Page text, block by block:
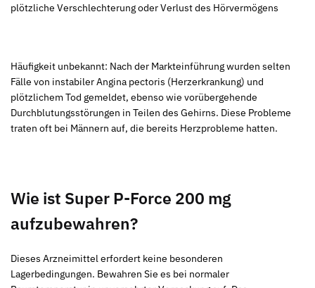
plötzliche Verschlechterung oder Verlust des Hörvermögens
Häufigkeit unbekannt: Nach der Markteinführung wurden selten
Fälle von instabiler Angina pectoris (Herzerkrankung) und
plötzlichem Tod gemeldet, ebenso wie vorübergehende
Durchblutungsstörungen in Teilen des Gehirns. Diese Probleme
traten oft bei Männern auf, die bereits Herzprobleme hatten.
Wie ist Super P-Force 200 mg
aufzubewahren?
Dieses Arzneimittel erfordert keine besonderen
Lagerbedingungen. Bewahren Sie es bei normaler